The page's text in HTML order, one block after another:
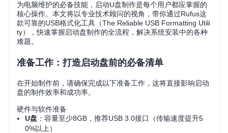
为电脑维护的必备技能，启动U盘制作是每个用户都应掌握的
核心操作。本文将以专业技术顾问的视角，带你通过Rufus这
款可靠的USB格式化工具（The Reliable USB Formatting Utili
ty），快速掌握启动盘制作的全流程，解决系统安装中的各种
难题。
准备工作：打造启动盘前的必备清单
在开始制作前，请确保完成以下准备工作，这将直接影响启动
盘的制作效率和成功率。
硬件与软件准备
U盘 ：容量至少8GB，推荐USB 3.0接口（传输速度提升5
0%以上）